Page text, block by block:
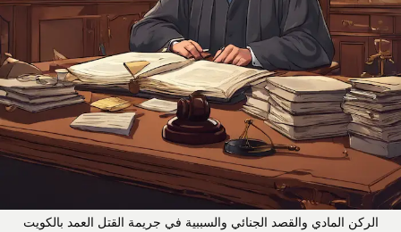
الركن المادي والقصد الجنائي والسببية في جريمة القتل العمد بالكويت